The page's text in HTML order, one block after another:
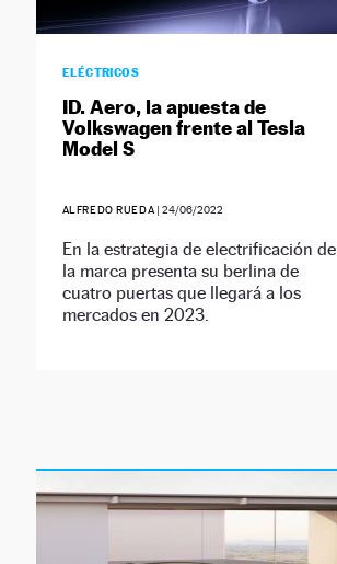
ELÉCTRICOS
ID. Aero, la apuesta de
Volkswagen frente al Tesla
Model S
ALFREDO RUEDA |24/06/2022
En la estrategia de electrificación de
la marca presenta su berlina de
cuatro puertas que llegará a los
mercados en 2023.